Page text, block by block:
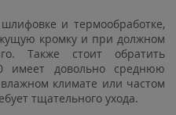
и термообработке,
кромку и при должном
Также стоит обратить
имеет довольно среднюю
климате или частом
тщательного ухода.